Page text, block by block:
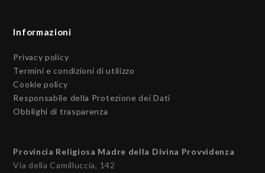
Informazioni
Privacy policy
Termini e condizioni di utilizzo
Cookie policy
Responsabile della Protezione dei Dati
Obblighi di trasparenza
Provincia Religiosa Madre della Divina Provvidenza
Via della Camilluccia, 142